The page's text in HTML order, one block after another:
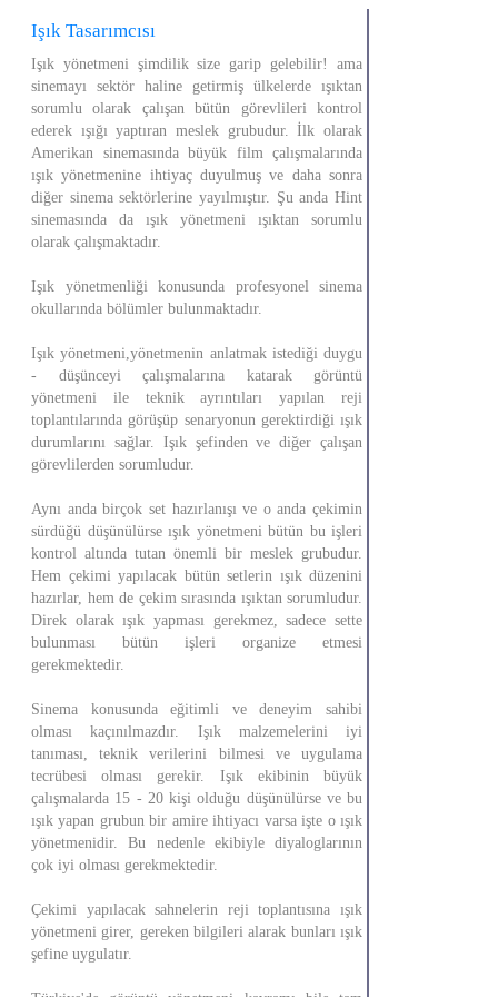
Işık Tasarımcısı
Işık yönetmeni şimdilik size garip gelebilir! ama
sinemayı sektör haline getirmiş ülkelerde ışıktan
sorumlu olarak çalışan bütün görevlileri kontrol
ederek ışığı yaptıran meslek grubudur. İlk olarak
Amerikan sinemasında büyük film çalışmalarında
ışık yönetmenine ihtiyaç duyulmuş ve daha sonra
diğer sinema sektörlerine yayılmıştır. Şu anda Hint
sinemasında da ışık yönetmeni ışıktan sorumlu
olarak çalışmaktadır.
Işık yönetmenliği konusunda profesyonel sinema
okullarında bölümler bulunmaktadır.
Işık yönetmeni,yönetmenin anlatmak istediği duygu
- düşünceyi çalışmalarına katarak görüntü
yönetmeni ile teknik ayrıntıları yapılan reji
toplantılarında görüşüp senaryonun gerektirdiği ışık
durumlarını sağlar. Işık şefinden ve diğer çalışan
görevlilerden sorumludur.
Aynı anda birçok set hazırlanışı ve o anda çekimin
sürdüğü düşünülürse ışık yönetmeni bütün bu işleri
kontrol altında tutan önemli bir meslek grubudur.
Hem çekimi yapılacak bütün setlerin ışık düzenini
hazırlar, hem de çekim sırasında ışıktan sorumludur.
Direk olarak ışık yapması gerekmez, sadece sette
bulunması bütün işleri organize etmesi
gerekmektedir.
Sinema konusunda eğitimli ve deneyim sahibi
olması kaçınılmazdır. Işık malzemelerini iyi
tanıması, teknik verilerini bilmesi ve uygulama
tecrübesi olması gerekir. Işık ekibinin büyük
çalışmalarda 15 - 20 kişi olduğu düşünülürse ve bu
ışık yapan grubun bir amire ihtiyacı varsa işte o ışık
yönetmenidir. Bu nedenle ekibiyle diyaloglarının
çok iyi olması gerekmektedir.
Çekimi yapılacak sahnelerin reji toplantısına ışık
yönetmeni girer, gereken bilgileri alarak bunları ışık
şefine uygulatır.